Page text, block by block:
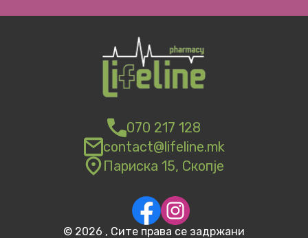
070 217 128
contact@lifeline.mk
Париска 15, Скопје
© 2026 , Сите права се задржани